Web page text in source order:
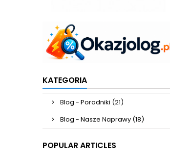
KATEGORIA
Blog - Poradniki (21)
Blog - Nasze Naprawy (18)
POPULAR ARTICLES